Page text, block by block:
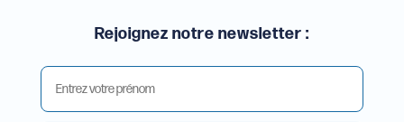
Rejoignez notre newsletter :